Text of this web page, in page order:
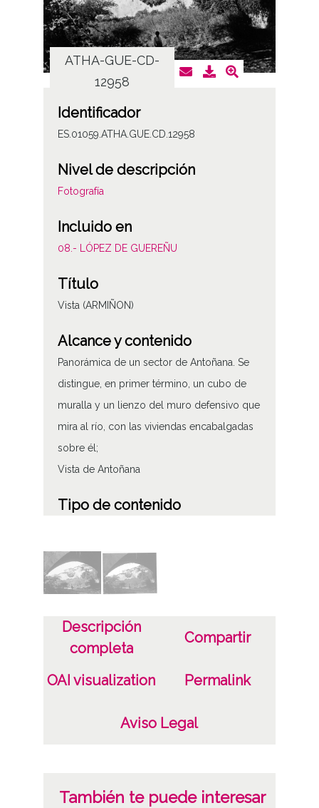
ATHA-GUE-CD-
12958
Identificador
ES.01059.ATHA.GUE.CD.12958
Nivel de descripción
Fotografía
Incluido en
08.- LÓPEZ DE GUEREÑU
Título
Vista (ARMIÑON)
Alcance y contenido
Panorámica de un sector de Antoñana. Se
distingue, en primer término, un cubo de
muralla y un lienzo del muro defensivo que
mira al río, con las viviendas encabalgadas
sobre él;
Vista de Antoñana
Tipo de contenido
Características del soporte
Tipo de imagen: Positivos Imagen Final:
C;
19400101
1940, enero, 1 a 1960, diciembre, 31 -
Antoñana
Descripción
completa
Compartir
OAI visualization Permalink
Aviso Legal
También te puede interesar